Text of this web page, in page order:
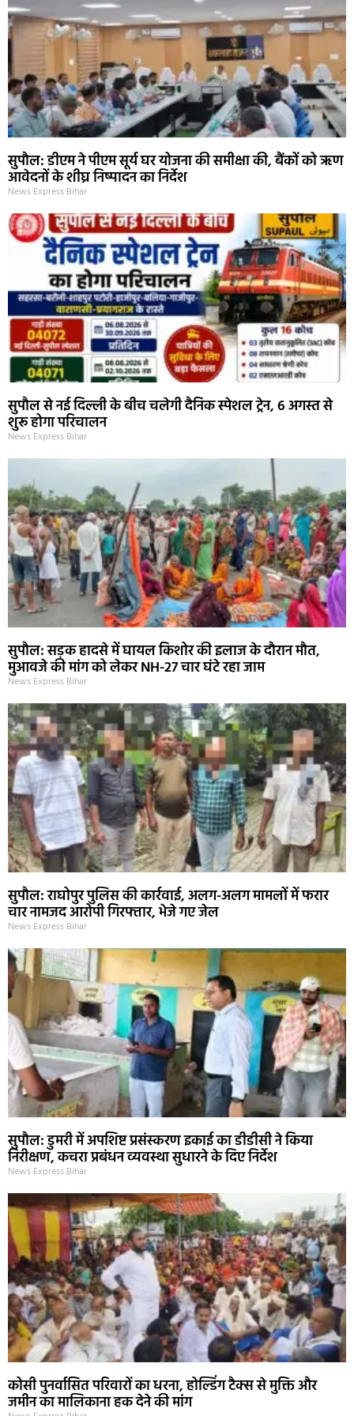
सुपौल: डीएम ने पीएम सूर्य घर योजना की समीक्षा की, बैंकों को ऋण
आवेदनों के शीघ्र निष्पादन का निर्देश
News Express Bihar
सुपौल से नई दिल्ली के बीच चलेगी दैनिक स्पेशल ट्रेन, 6 अगस्त से
शुरू होगा परिचालन
News Express Bihar
सुपौल: सड़क हादसे में घायल किशोर की इलाज के दौरान मौत,
मुआवजे की मांग को लेकर NH-27 चार घंटे रहा जाम
News Express Bihar
सुपौल: राघोपुर पुलिस की कार्रवाई, अलग-अलग मामलों में फरार
चार नामजद आरोपी गिरफ्तार, भेजे गए जेल
News Express Bihar
सुपौल: डुमरी में अपशिष्ट प्रसंस्करण इकाई का डीडीसी ने किया
निरीक्षण, कचरा प्रबंधन व्यवस्था सुधारने के दिए निर्देश
News Express Bihar
कोसी पुनर्वासित परिवारों का धरना, होल्डिंग टैक्स से मुक्ति और
जमीन का मालिकाना हक देने की मांग